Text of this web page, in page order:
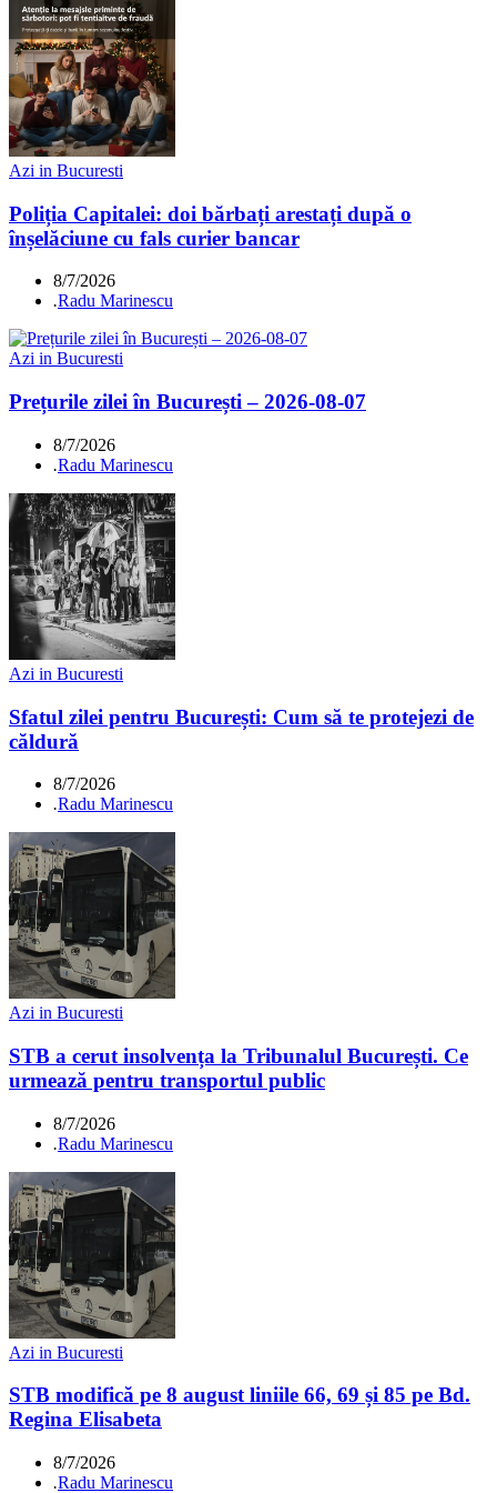
Azi in Bucuresti
Poliția Capitalei: doi bărbați arestați după o
înșelăciune cu fals curier bancar
8/7/2026
.Radu Marinescu
Azi in Bucuresti
Prețurile zilei în București – 2026-08-07
8/7/2026
.Radu Marinescu
Azi in Bucuresti
Sfatul zilei pentru București: Cum să te protejezi de
căldură
8/7/2026
.Radu Marinescu
Azi in Bucuresti
STB a cerut insolvența la Tribunalul București. Ce
urmează pentru transportul public
8/7/2026
.Radu Marinescu
Azi in Bucuresti
STB modifică pe 8 august liniile 66, 69 și 85 pe Bd.
Regina Elisabeta
8/7/2026
.Radu Marinescu